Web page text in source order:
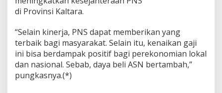
di Provinsi Kaltara.
“Selain kinerja, PNS dapat memberikan yang
terbaik bagi masyarakat. Selain itu, kenaikan gaji
ini bisa berdampak positif bagi perekonomian lokal
dan nasional. Sebab, daya beli ASN bertambah,”
pungkasnya.(*)